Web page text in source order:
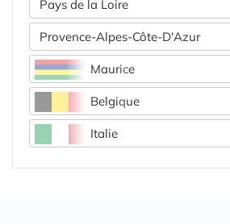
Pays de la Loire
Provence-Alpes-Côte-D'Azur
Maurice
Belgique
Italie